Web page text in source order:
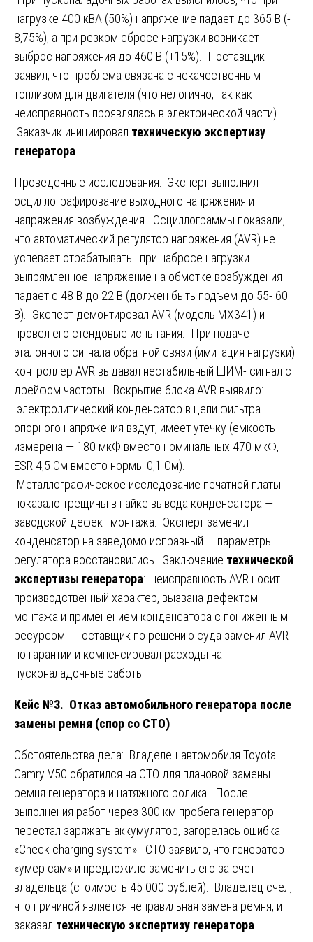
нагрузке 400 кВА (50%) напряжение падает до 365 В (-
8,75%), а при резком сбросе нагрузки возникает
выброс напряжения до 460 В (+15%). Поставщик
заявил, что проблема связана с некачественным
топливом для двигателя (что нелогично, так как
неисправность проявлялась в электрической части).
Заказчик инициировал техническую экспертизу
генератора
Проведенные исследования: Эксперт выполнил
осциллографирование выходного напряжения и
напряжения возбуждения. Осциллограммы показали,
что автоматический регулятор напряжения (AVR) не
успевает отрабатывать: при набросе нагрузки
выпрямленное напряжение на обмотке возбуждения
падает с 48 В до 22 В (должен быть подъем до 55- 60
В). Эксперт демонтировал AVR (модель MX341) и
провел его стендовые испытания. При подаче
эталонного сигнала обратной связи (имитация нагрузки)
контроллер AVR выдавал нестабильный ШИМ- сигнал с
дрейфом частоты. Вскрытие блока AVR выявило:
электролитический конденсатор в цепи фильтра
опорного напряжения вздут, имеет утечку (емкость
измерена — 180 мкФ вместо номинальных 470 мкФ,
ESR 4,5 Ом вместо нормы 0,1 Ом).
Металлографическое исследование печатной платы
показало трещины в пайке вывода конденсатора —
заводской дефект монтажа. Эксперт заменил
конденсатор на заведомо исправный — параметры
регулятора восстановились. Заключение технической
экспертизы генератора: неисправность AVR носит
производственный характер, вызвана дефектом
монтажа и применением конденсатора с пониженным
ресурсом. Поставщик по решению суда заменил AVR
по гарантии и компенсировал расходы на
пусконаладочные работы.
Кейс №3. Отказ автомобильного генератора после
замены ремня (спор со СТО)
Обстоятельства дела: Владелец автомобиля Toyota
Camry V50 обратился на СТО для плановой замены
ремня генератора и натяжного ролика. После
выполнения работ через 300 км пробега генератор
перестал заряжать аккумулятор, загорелась ошибка
«Check charging system». СТО заявило, что генератор
«умер сам» и предложило заменить его за счет
владельца (стоимость 45 000 рублей). Владелец счел,
что причиной является неправильная замена ремня, и
заказал техническую экспертизу генератора